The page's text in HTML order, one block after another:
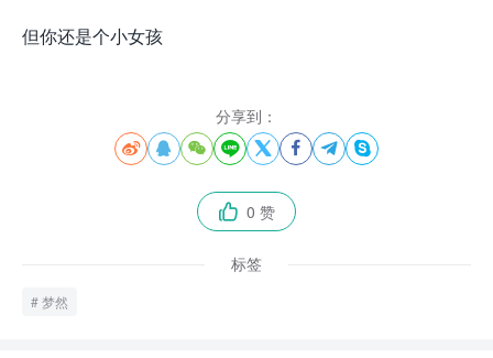
但你还是个小女孩
分享到：
       
 0 赞
标签
梦然